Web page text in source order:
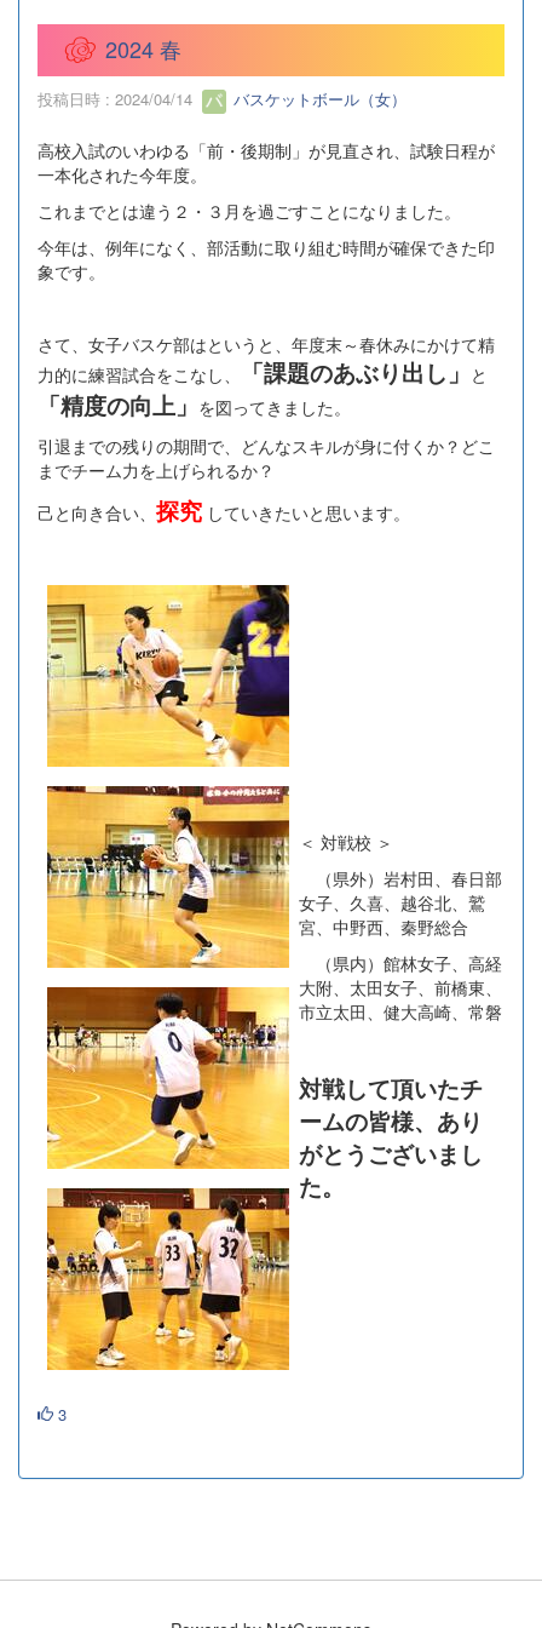
2024 春
投稿日時 : 2024/04/14 バスケットボール（女）
高校入試のいわゆる「前・後期制」が見直され、試験日程が
一本化された今年度。
これまでとは違う２・３月を過ごすことになりました。
今年は、例年になく、部活動に取り組む時間が確保できた印
象です。
さて、女子バスケ部はというと、年度末～春休みにかけて精
力的に練習試合をこなし、
「課題のあぶり出し」 と
「精度の向上」 を図ってきました。
引退までの残りの期間で、どんなスキルが身に付くか？どこ
までチーム力を上げられるか？
己と向き合い、 探究 していきたいと思います。
＜ 対戦校 ＞
（県外）岩村田、春日部
女子、久喜、越谷北、鷲
宮、中野西、秦野総合
（県内）館林女子、高経
大附、太田女子、前橋東、
市立太田、健大高崎、常磐
対戦して頂いたチ
ームの皆様、あり
がとうございまし
た。
3